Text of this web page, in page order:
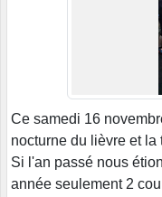
Ce samedi 16
nocturne du lièvre et
Si l'an passé nous
année seulement 2